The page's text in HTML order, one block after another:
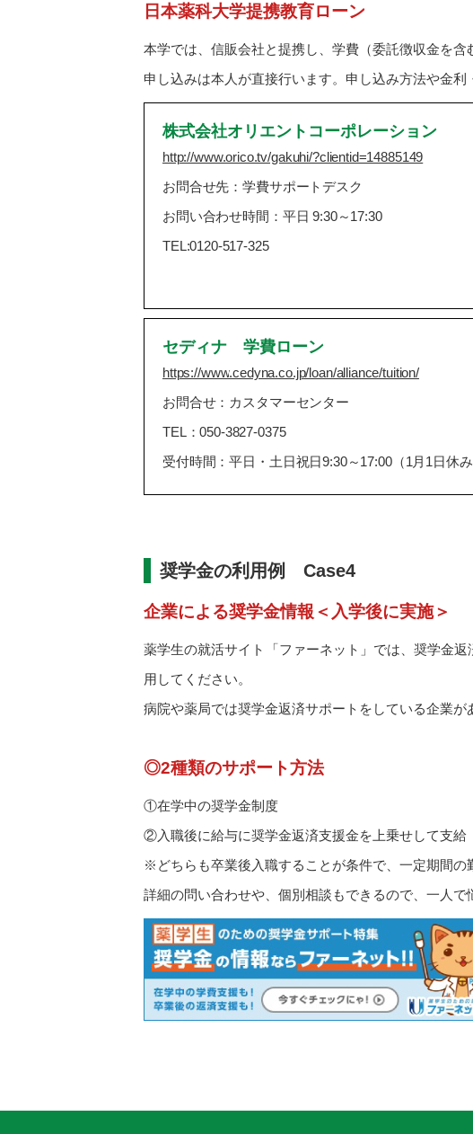
日本薬科大学提携教育ローン
本学では、信販会社と提携し、学費（委託徴収金を
申し込みは本人が直接行います。申し込み方法や金
株式会社オリエントコーポレーション
http://www.orico.tv/gakuhi/?clientid=14885149
お問合せ先：学費サポートデスク
お問い合わせ時間：平日 9:30～17:30
TEL:0120-517-325
セディナ 学費ローン
https://www.cedyna.co.jp/loan/alliance/tuition/
お問合せ：カスタマーセンター
TEL：050-3827-0375
受付時間：平日・土日祝日9:30～17:00（1月1日休み
奨学金の利用例 Case4
企業による奨学金情報＜入学後に実施＞
薬学生の就活サイト「ファーネット」では、奨学金
用してください。
病院や薬局では奨学金返済サポートをしている企業が
◎2種類のサポート方法
①在学中の奨学金制度
②入職後に給与に奨学金返済支援金を上乗せして支給
※どちらも卒業後入職することが条件で、一定期間の
詳細の問い合わせや、個別相談もできるので、一人で